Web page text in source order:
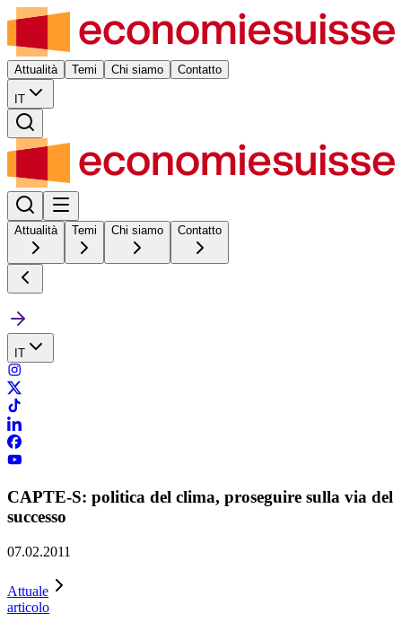
Attualità Temi Chi siamo Contatto
IT
Attualità Temi Chi siamo Contatto
IT
CAPTE-S: politica del clima, proseguire sulla via del
successo
07.02.2011
Attuale
articolo